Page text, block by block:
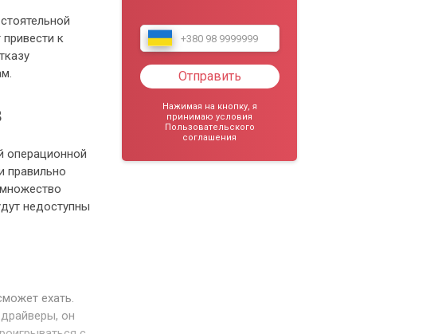
к
операционной
правильно
недоступны
ехать.
он
Отправить
Нажимая на кнопку, я
принимаю условия
Пользовательского
соглашения